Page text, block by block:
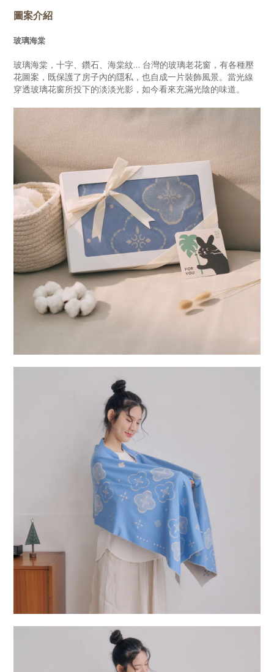
圖案介紹
玻璃海棠
玻璃海棠，十字、鑽石、海棠紋… 台灣的玻璃老花窗，有各種壓
花圖案，既保護了房子內的隱私，也自成一片裝飾風景。當光線
穿透玻璃花窗所投下的淡淡光影，如今看來充滿光陰的味道。